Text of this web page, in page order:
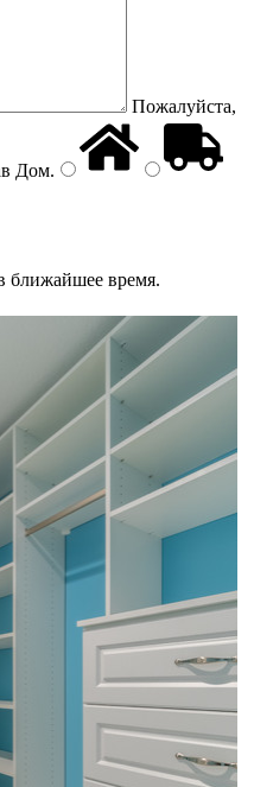
Пожалуйста,
Дом.
ближайшее время.